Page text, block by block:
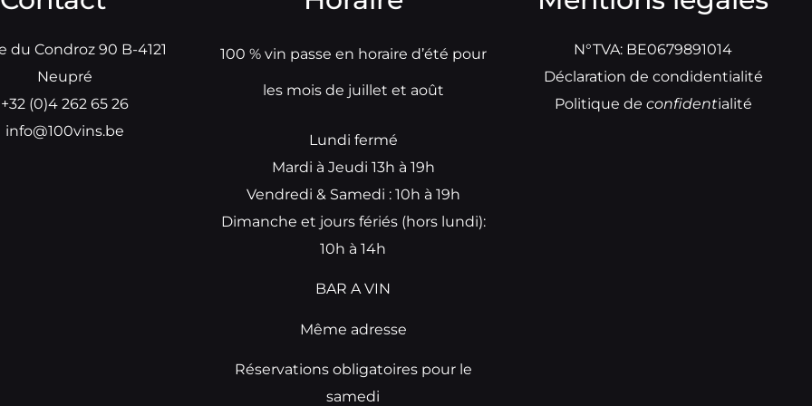
du Condroz 90 B-4121
Neupré
+32 (0)4 262 65 26
info@100vins.be
100 % vin passe en horaire d’été pour
les mois de juillet et août
Lundi fermé
Mardi à Jeudi 13h à 19h
Vendredi & Samedi : 10h à 19h
Dimanche et jours fériés (hors lundi):
10h à 14h
BAR A VIN
Même adresse
Réservations obligatoires pour le
samedi
N°TVA: BE0679891014
Déclaration de condidentialité
Politique de confidentialité